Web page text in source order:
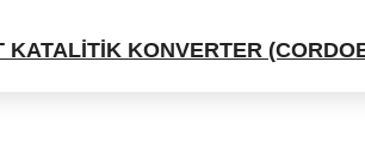
KATALİTİK KONVERTER